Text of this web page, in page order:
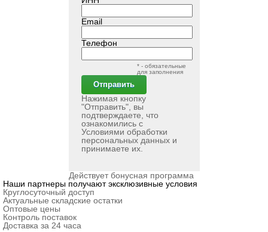
Email
Телефон
* - обязательные
для заполнения
Нажимая кнопку
"Отправить", вы
подтверждаете, что
ознакомились с
Условиями обработки
персональных данныхи
принимаете их.
Действует бонусная программа
Наши партнеры получают эксклюзивные условия
Круглосуточный доступ
Актуальные складские остатки
Оптовые цены
Контроль поставок
Доставка за 24 часа